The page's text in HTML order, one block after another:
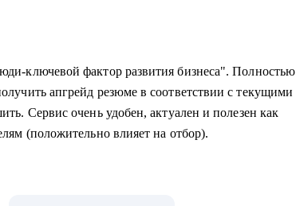
ключевой фактор развития бизнеса". Полностью
апгрейд резюме в соответствии с текущими
Сервис очень удобен, актуален и полезен как
(положительно влияет на отбор).